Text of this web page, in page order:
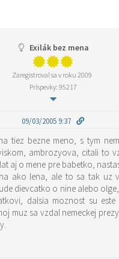
Exilák bez mena
Zaregistroval sa v roku 2009
Príspevky: 95217
09/03/2005 9:37
tiez bezne meno, s tym
ambrozyova, citali to
aj o mene pre babetko,
ako lena, ale to sa tak uz
dievcatko o nine alebo
dalsia moznost su este
muz sa vzdal nemeckej